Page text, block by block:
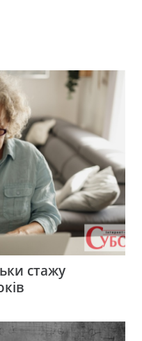
стажу